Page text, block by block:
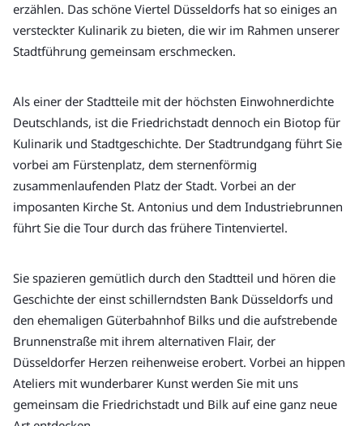
erzählen. Das schöne Viertel Düsseldorfs hat so einiges an
versteckter Kulinarik zu bieten, die wir im Rahmen unserer
Stadtführung gemeinsam erschmecken.
Als einer der Stadtteile mit der höchsten Einwohnerdichte
Deutschlands, ist die Friedrichstadt dennoch ein Biotop für
Kulinarik und Stadtgeschichte. Der Stadtrundgang führt Sie
vorbei am Fürstenplatz, dem sternenförmig
zusammenlaufenden Platz der Stadt. Vorbei an der
imposanten Kirche St. Antonius und dem Industriebrunnen
führt Sie die Tour durch das frühere Tintenviertel.
Sie spazieren gemütlich durch den Stadtteil und hören die
Geschichte der einst schillerndsten Bank Düsseldorfs und
den ehemaligen Güterbahnhof Bilks und die aufstrebende
Brunnenstraße mit ihrem alternativen Flair, der
Düsseldorfer Herzen reihenweise erobert. Vorbei an hippen
Ateliers mit wunderbarer Kunst werden Sie mit uns
gemeinsam die Friedrichstadt und Bilk auf eine ganz neue